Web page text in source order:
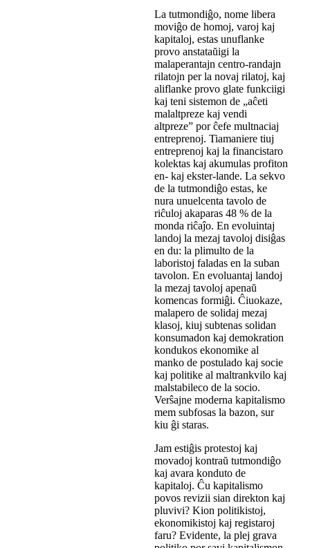
La tutmondiĝo, nome libera
moviĝo de homoj, varoj kaj
kapitaloj, estas unuflanke
provo anstataŭigi la
malaperantajn centro-randajn
rilatojn per la novaj rilatoj, kaj
aliflanke provo glate funkciigi
kaj teni sistemon de „aĉeti
malaltpreze kaj vendi
altpreze” por ĉefe multnaciaj
entreprenoj. Tiamaniere tiuj
entreprenoj kaj la financistaro
kolektas kaj akumulas profiton
en- kaj ekster-lande. La sekvo
de la tutmondiĝo estas, ke
nura unuelcenta tavolo de
riĉuloj akaparas 48 % de la
monda riĉaĵo. En evoluintaj
landoj la mezaj tavoloj disiĝas
en du: la plimulto de la
laboristoj faladas en la suban
tavolon. En evoluantaj landoj
la mezaj tavoloj apenaŭ
komencas formiĝi. Ĉiuokaze,
malapero de solidaj mezaj
klasoj, kiuj subtenas solidan
konsumadon kaj demokration
kondukos ekonomike al
manko de postulado kaj socie
kaj politike al maltrankvilo kaj
malstabileco de la socio.
Verŝajne moderna kapitalismo
mem subfosas la bazon, sur
kiu ĝi staras.
Jam estiĝis protestoj kaj
movadoj kontraŭ tutmondiĝo
kaj avara konduto de
kapitaloj. Ĉu kapitalismo
povos revizii sian direkton kaj
pluvivi? Kion politikistoj,
ekonomikistoj kaj registaroj
faru? Evidente, la plej grava